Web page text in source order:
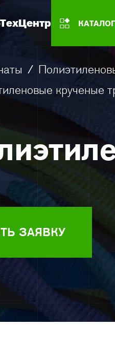
КАТАЛОГ
/
крученые
ЗАЯВКУ